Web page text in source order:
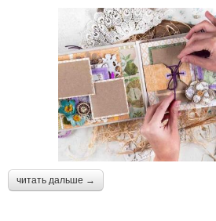
читать дальше →